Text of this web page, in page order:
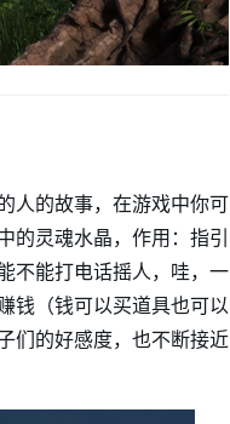
人的故事，在游戏中你可
的灵魂水晶，作用：指引
不能打电话摇人，哇，一
钱（钱可以买道具也可以
们的好感度，也不断接近